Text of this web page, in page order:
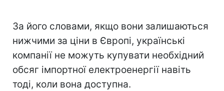
За його словами, якщо вони залишаються
нижчими за ціни в Європі, українські
компанії не можуть купувати необхідний
обсяг імпортної електроенергії навіть
тоді, коли вона доступна.